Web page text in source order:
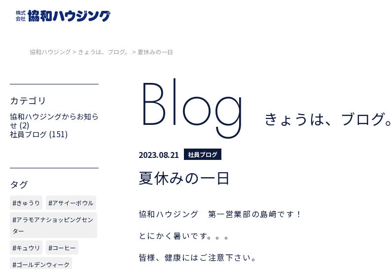
協和ハウジング > きょうは、ブログ。 > 夏休みの一日
Blog きょうは、ブログ。
2023.08.21 社員ブログ
夏休みの一日
協和ハウジング 第一営業部の島﨑です！
とにかく暑いです。。。
皆様、健康にはご注意下さい。
カテゴリ
協和ハウジングからお知ら
せ (2)
社員ブログ (151)
タグ
きゅうり
アサイーボウル
アラモアナショッピングセン
ター
キュウリ
コーヒー
ゴールデンウィーク